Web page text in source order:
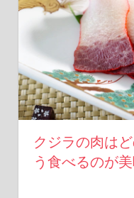
クジラの肉は
う食べるのが